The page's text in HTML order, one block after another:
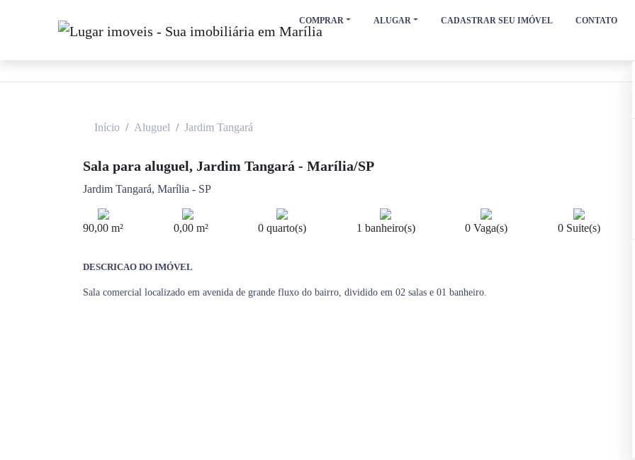
COMPRAR ALUGAR CADASTRAR SEU IMÓVEL CONTATO
Início Aluguel Jardim Tangará
Sala para aluguel, Jardim Tangará - Marília/SP
Jardim Tangará, Marília - SP
90,00 m² 0,00 m² 0 quarto(s) 1 banheiro(s) 0 Vaga(s) 0 Suite(s)
DESCRICAO DO IMÓVEL
Sala comercial localizado em avenida de grande fluxo do bairro, dividido em 02 salas e 01 banheiro.